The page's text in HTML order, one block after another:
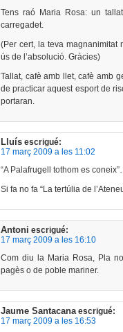
Tens raó Maria Rosa: un
carregadet.
(Per cert, la teva magnanimitat
ús de l’absolució. Gràcies)
Tallat, cafè amb llet, cafè amb
de practicar aquest esport de
portaran.
Lluís escrigué:
17 març 2009 a les 11:02
“A Palafrugell tothom es
Si fa no fa “La tertúlia de
Antoni escrigué:
17 març 2009 a les 16:10
Com diu la Maria Rosa, Pla
pagès o de poble mariner.
Jaume Santacana escrigué:
17 març 2009 a les 16:53